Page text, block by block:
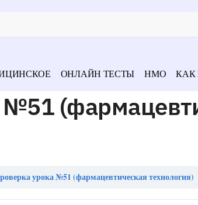
ОНЛАЙН ТЕСТЫ НМО КАК
урока №51 (фармацевтическая технология)